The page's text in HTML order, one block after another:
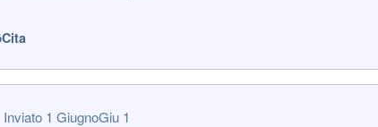
Cita
Inviato 1 GiugnoGiu 1